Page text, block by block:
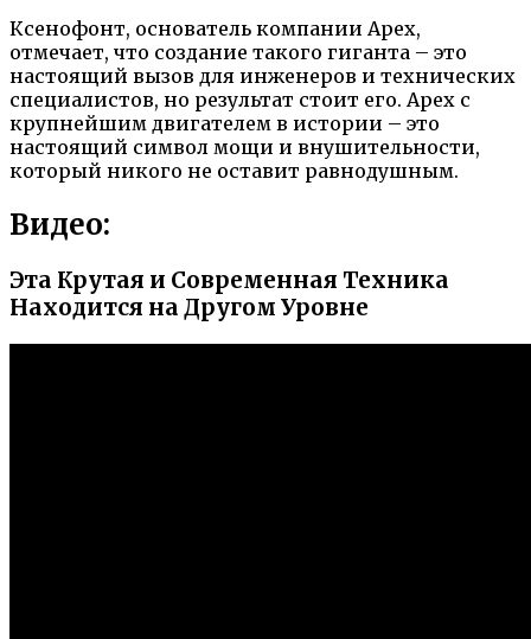
Ксенофонт, основатель компании Apex,
отмечает, что создание такого гиганта – это
настоящий вызов для инженеров и технических
специалистов, но результат стоит его. Apex с
крупнейшим двигателем в истории – это
настоящий символ мощи и внушительности,
который никого не оставит равнодушным.
Видео:
Эта Крутая и Современная Техника
Находится на Другом Уровне